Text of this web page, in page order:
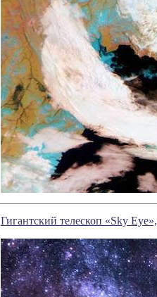
Гигантский телескоп «Sky